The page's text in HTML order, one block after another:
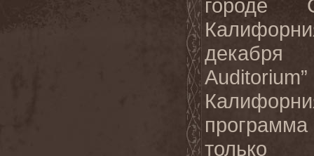
городе
только